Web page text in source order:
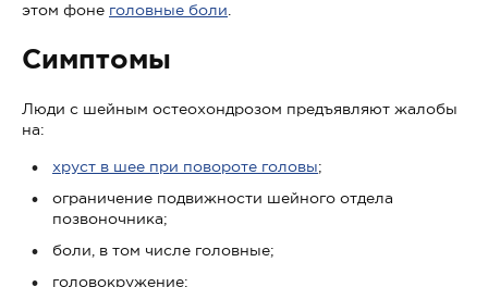
этом фоне головные боли
Симптомы
Люди с шейным остеохондрозом предъявляют жалобы
на:
хруст в шее при повороте головы;
ограничение подвижности шейного отдела
позвоночника;
боли, в том числе головные;
головокружение;